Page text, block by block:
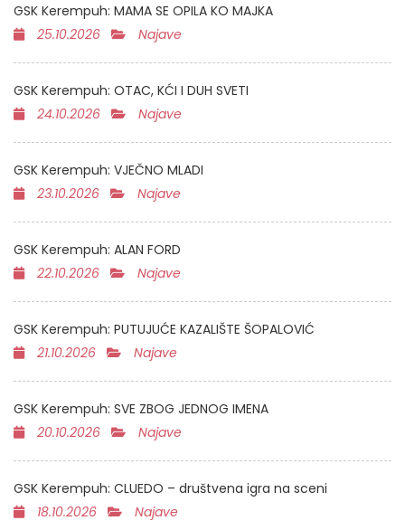
GSK Kerempuh: MAMA SE OPILA KO MAJKA
25.10.2026
Najave
GSK Kerempuh: OTAC, KĆI I DUH SVETI
24.10.2026
Najave
GSK Kerempuh: VJEČNO MLADI
23.10.2026
Najave
GSK Kerempuh: ALAN FORD
22.10.2026
Najave
GSK Kerempuh: PUTUJUĆE KAZALIŠTE ŠOPALOVIĆ
21.10.2026
Najave
GSK Kerempuh: SVE ZBOG JEDNOG IMENA
20.10.2026
Najave
GSK Kerempuh: CLUEDO – društvena igra na sceni
18.10.2026
Najave